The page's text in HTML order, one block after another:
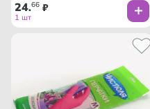
24.66 ₽
1 шт